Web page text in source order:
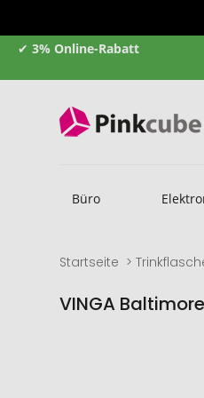
✔ 3% Online-Rabatt
Büro
Startseite
VINGA